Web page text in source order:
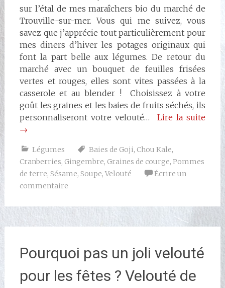
sur l’étal de mes maraîchers bio du marché de
Trouville-sur-mer. Vous qui me suivez, vous
savez que j’apprécie tout particulièrement pour
mes diners d’hiver les potages originaux qui
font la part belle aux légumes. De retour du
marché avec un bouquet de feuilles frisées
vertes et rouges, elles sont vites passées à la
casserole et au blender ! Choisissez à votre
goût les graines et les baies de fruits séchés, ils
personnaliseront votre velouté… Lire la suite
→
Légumes Baies de Goji, Chou Kale,
Cranberries, Gingembre, Graines de courge, Pommes
de terre, Sésame, Soupe, Velouté
Écrire un
commentaire
Pourquoi pas un joli velouté
pour les fêtes ? Velouté de